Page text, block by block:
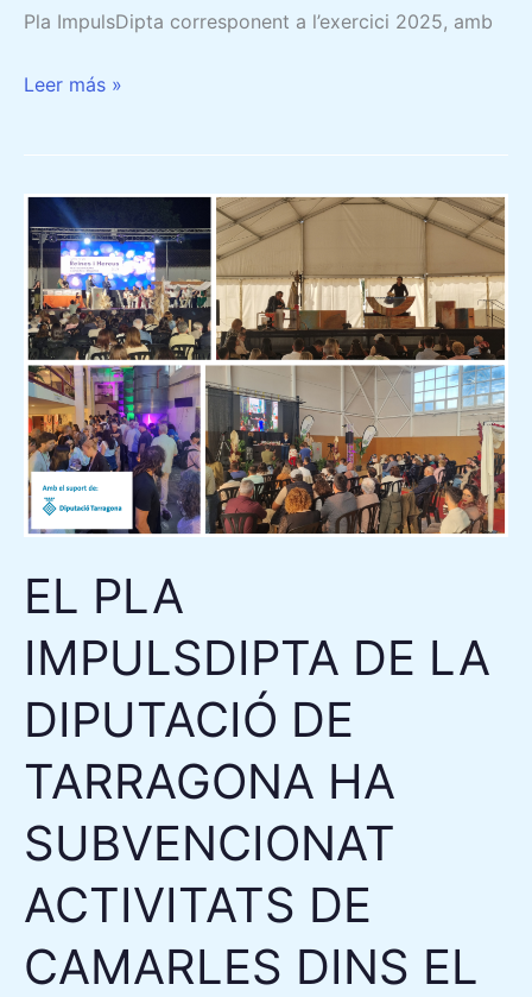
Pla ImpulsDipta corresponent a l’exercici 2025, amb
Leer más »
EL PLA
IMPULSDIPTA DE LA
DIPUTACIÓ DE
TARRAGONA HA
SUBVENCIONAT
ACTIVITATS DE
CAMARLES DINS EL
PLA
IMPULSDIPTA
DE
LA
DIPUTACIÓ
DE
TARRAGONA
HA
SUBVENCIONAT
DE
DINS
PROGRAMA
DE
CULTURA,
EXERCICI
2025.